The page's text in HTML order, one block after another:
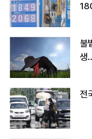
불
생
전